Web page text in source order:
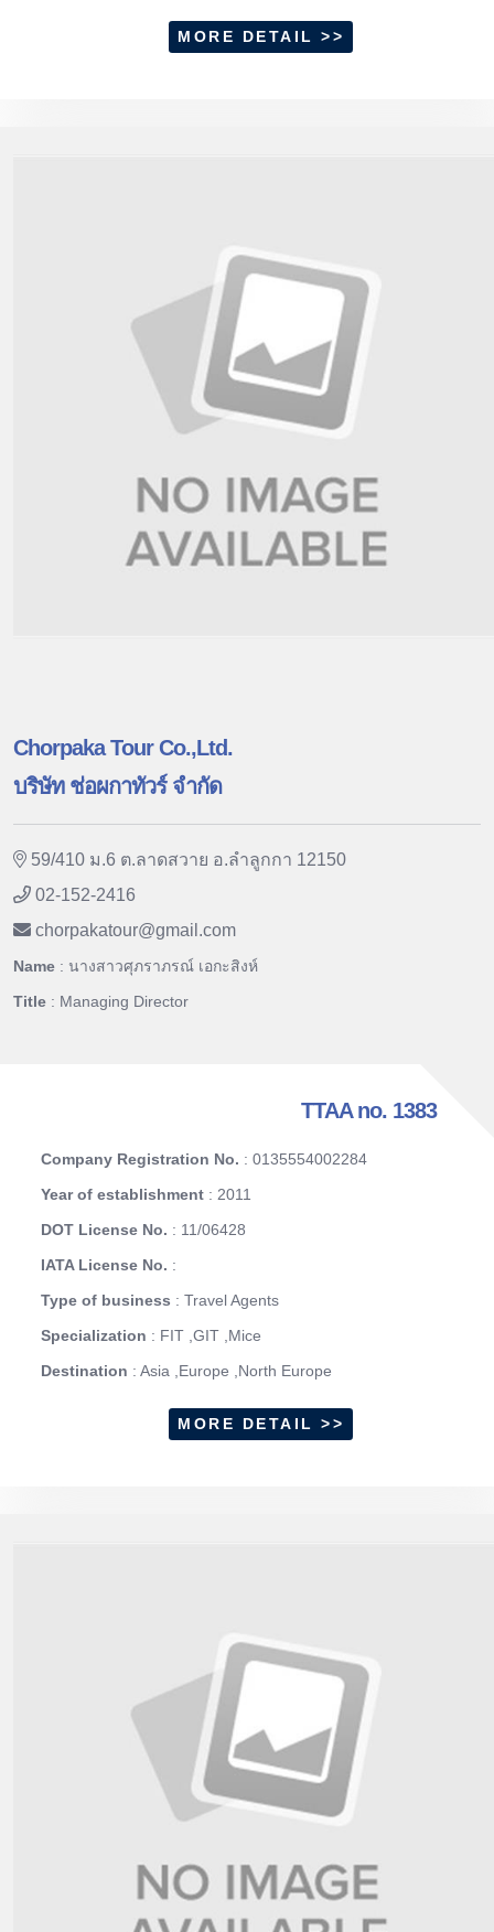
MORE DETAIL >>
Chorpaka Tour Co.,Ltd.
บริษัท ช่อผกาทัวร์ จำกัด
59/410 ม.6 ต.ลาดสวาย อ.ลำลูกกา 12150
02-152-2416
chorpakatour@gmail.com
Name : นางสาวศุภราภรณ์ เอกะสิงห์
Title : Managing Director
TTAA no. 1383
Company Registration No. : 0135554002284
Year of establishment : 2011
DOT License No. : 11/06428
IATA License No. :
Type of business : Travel Agents
Specialization : FIT ,GIT ,Mice
Destination : Asia ,Europe ,North Europe
MORE DETAIL >>